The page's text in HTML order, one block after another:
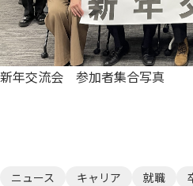
新年交流会 参加者集合写真
ニュース キャリア 就職